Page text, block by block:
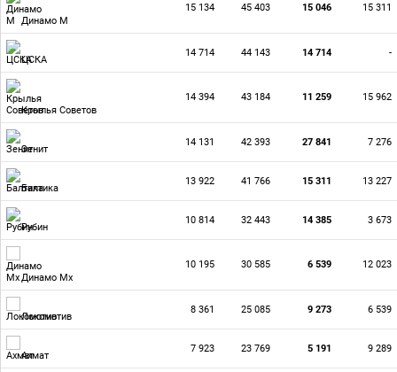
Динамо М
15 134 45 403 15 046 15 311
ЦСКА
14 714 44 143 14 714 -
Крылья Советов
14 394 43 184 11 259 15 962
Зенит
14 131 42 393 27 841 7 276
Балтика
13 922 41 766 15 311 13 227
Рубин
10 814 32 443 14 385 3 673
Динамо Мх
10 195 30 585 6 539 12 023
Локомотив
8 361 25 085 9 273 6 539
Ахмат
7 923 23 769 5 191 9 289